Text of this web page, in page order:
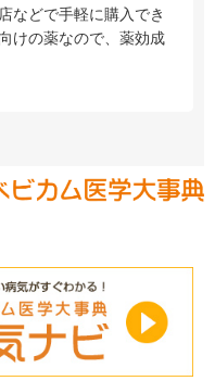
などで手軽に購入でき
けの薬なので、薬効成